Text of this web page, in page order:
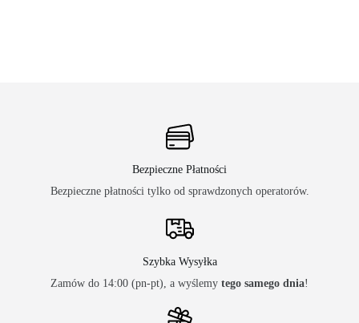
Bezpieczne Płatności
Bezpieczne płatności tylko od sprawdzonych operatorów.
Szybka Wysyłka
Zamów do 14:00 (pn-pt), a wyślemy tego samego dnia!